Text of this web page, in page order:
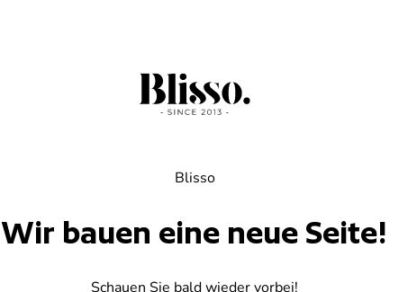
Blisso
Wir bauen eine neue Seite!
Schauen Sie bald wieder vorbei!